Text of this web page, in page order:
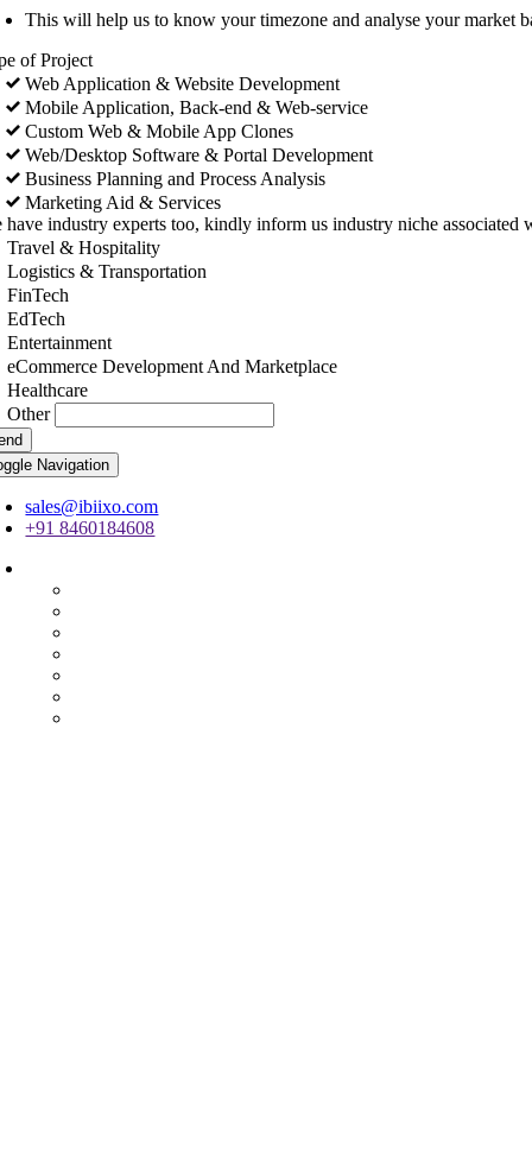
This will help us to know your timezone and analyse your market
of Project
Web Application & Website Development
Mobile Application, Back-end & Web-service
Custom Web & Mobile App Clones
Web/Desktop Software & Portal Development
Business Planning and Process Analysis
Marketing Aid & Services
have industry experts too, kindly inform us industry niche associated
Travel & Hospitality
Logistics & Transportation
FinTech
EdTech
Entertainment
eCommerce Development And Marketplace
Healthcare
Other
Navigation
sales@ibiixo.com
+91 8460184608